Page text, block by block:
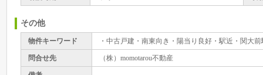
その他
物件キーワード ・中古戸建・南東向き・陽当り良好・駅近・関大
問合せ先 （株）momotarou不動産